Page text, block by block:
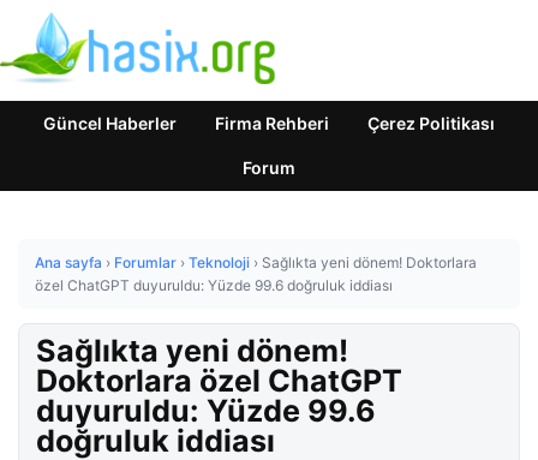
Güncel Haberler Firma Rehberi Çerez Politikası
Forum
Ana sayfa › Forumlar › Teknoloji › Sağlıkta yeni dönem! Doktorlara
özel ChatGPT duyuruldu: Yüzde 99.6 doğruluk iddiası
Sağlıkta yeni dönem!
Doktorlara özel ChatGPT
duyuruldu: Yüzde 99.6
doğruluk iddiası